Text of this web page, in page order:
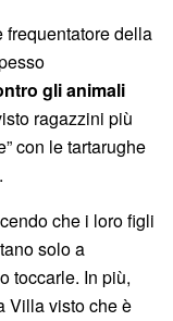
frequentatore della
gli animali
ragazzini più
con le tartarughe
che i loro figli
solo a
toccarle. In più,
Villa visto che è